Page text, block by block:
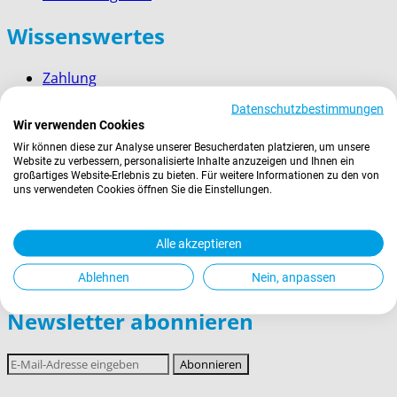
Wissenswertes
Zahlung
Kontakt
Rechtliches
Datenschutz
Impressum
Newsletter abonnieren
E-
Mail-
Abonnieren
Datenschutzbestimmungen
Wir verwenden Cookies
Wir können diese zur Analyse unserer Besucherdaten platzieren, um unsere
Website zu verbessern, personalisierte Inhalte anzuzeigen und Ihnen ein
großartiges Website-Erlebnis zu bieten. Für weitere Informationen zu den von
uns verwendeten Cookies öffnen Sie die Einstellungen.
Alle akzeptieren
Ablehnen Nein, anpassen